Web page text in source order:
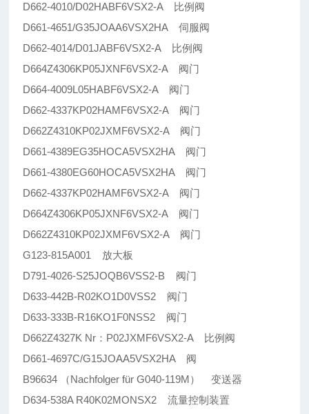
D662-4010/D02HABF6VSX2-A 比例阀
D661-4651/G35JOAA6VSX2HA 伺服阀
D662-4014/D01JABF6VSX2-A 比例阀
D664Z4306KP05JXNF6VSX2-A 阀门
D664-4009L05HABF6VSX2-A 阀门
D662-4337KP02HAMF6VSX2-A 阀门
D662Z4310KP02JXMF6VSX2-A 阀门
D661-4389EG35HOCA5VSX2HA 阀门
D661-4380EG60HOCA5VSX2HA 阀门
D662-4337KP02HAMF6VSX2-A 阀门
D664Z4306KP05JXNF6VSX2-A 阀门
D662Z4310KP02JXMF6VSX2-A 阀门
G123-815A001 放大板
D791-4026-S25JOQB6VSS2-B 阀门
D633-442B-R02KO1D0VSS2 阀门
D633-333B-R16KO1F0NSS2 阀门
D662Z4327K Nr：P02JXMF6VSX2-A 比例阀
D661-4697C/G15JOAA5VSX2HA 阀
B96634 （Nachfolger für G040-119M） 变送器
D634-538A R40K02MONSX2 流量控制装置